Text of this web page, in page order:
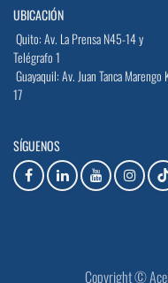
UBICACIÓN
Quito: Av. La Prensa N45-14 y
Telégrafo 1
Guayaquil: Av. Juan Tanca Marengo
17
SÍGUENOS
Copyright ©